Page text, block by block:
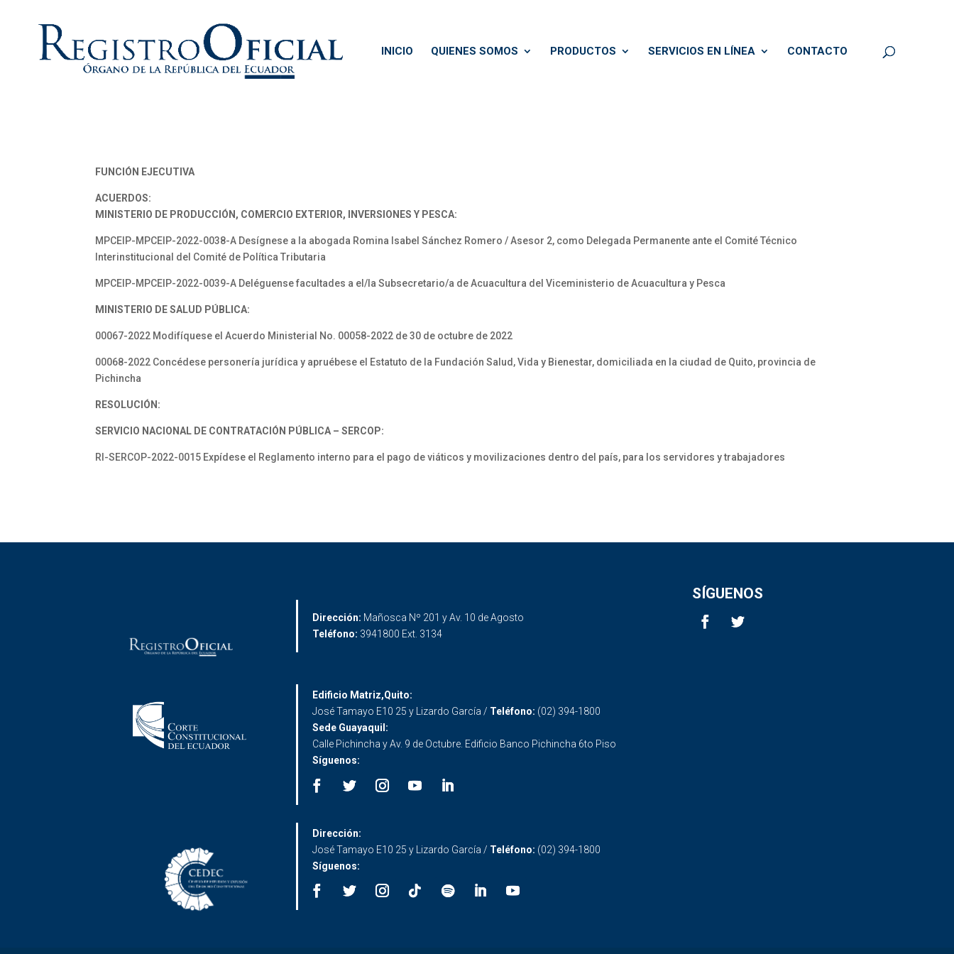
INICIO QUIENES SOMOS PRODUCTOS SERVICIOS EN LÍNEA CONTACTO
FUNCIÓN EJECUTIVA
ACUERDOS:
MINISTERIO DE PRODUCCIÓN, COMERCIO EXTERIOR, INVERSIONES Y PESCA:
MPCEIP-MPCEIP-2022-0038-A Desígnese a la abogada Romina Isabel Sánchez Romero / Asesor 2, como Delegada Permanente ante el Comité Técnico
Interinstitucional del Comité de Política Tributaria
MPCEIP-MPCEIP-2022-0039-A Deléguense facultades a el/la Subsecretario/a de Acuacultura del Viceministerio de Acuacultura y Pesca
MINISTERIO DE SALUD PÚBLICA:
00067-2022 Modifíquese el Acuerdo Ministerial No. 00058-2022 de 30 de octubre de 2022
00068-2022 Concédese personería jurídica y apruébese el Estatuto de la Fundación Salud, Vida y Bienestar, domiciliada en la ciudad de Quito, provincia de
Pichincha
RESOLUCIÓN:
SERVICIO NACIONAL DE CONTRATACIÓN PÚBLICA – SERCOP:
RI-SERCOP-2022-0015 Expídese el Reglamento interno para el pago de viáticos y movilizaciones dentro del país, para los servidores y trabajadores
Dirección: Mañosca Nº 201 y Av. 10 de Agosto
Teléfono: 3941800 Ext. 3134
SÍGUENOS
Edificio Matriz,Quito:
José Tamayo E10 25 y Lizardo García / Teléfono: (02) 394-1800
Sede Guayaquil:
Calle Pichincha y Av. 9 de Octubre. Edificio Banco Pichincha 6to Piso
Síguenos:
Dirección:
José Tamayo E10 25 y Lizardo García / Teléfono: (02) 394-1800
Síguenos: